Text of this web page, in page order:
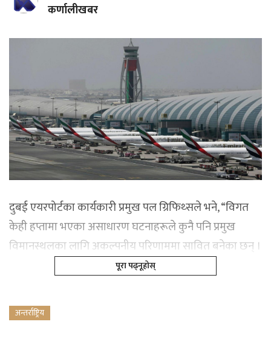
कर्णालीखबर
दुबई एयरपोर्टका कार्यकारी प्रमुख पल ग्रिफिथ्सले भने, “विगत
केही हप्तामा भएका असाधारण घटनाहरूले कुनै पनि प्रमुख
विमानस्थलका लागि अकल्पनीय परिणाममा सावित बनेका छन् ।
पूरा पढ्नूहोस्
अन्तर्राष्ट्रिय